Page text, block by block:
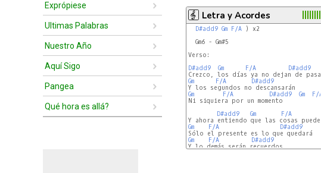
Exprópiese
Ultimas Palabras
Nuestro Año
Aquí Sigo
Pangea
Qué hora es allá?
Letra y Acordes
D#add9 Gm F/A ) x2
  Gm6 - Gm#5
Verso:
D#add9
Gm F/A
D#add9
Gm
F/A
D#add9
Gm
F/A D#add9 Gm
F/A
Ni siquiera por un momento
D#add9
Gm F/A
Gm
F/A
D#add9
Gm
F/A
D#add9
Y lo demás serán recuerdos